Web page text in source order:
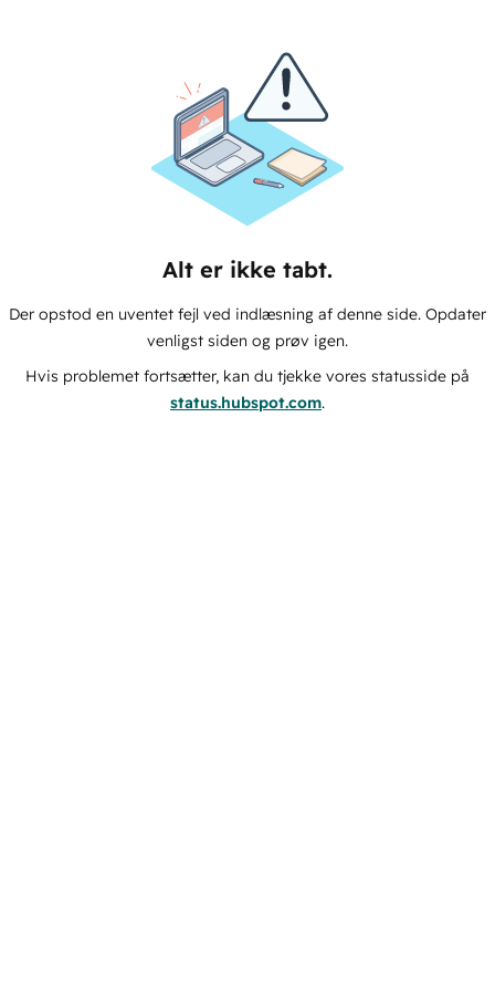
Alt er ikke tabt.
Der opstod en uventet fejl ved indlæsning af denne side. Opdater
venligst siden og prøv igen.
Hvis problemet fortsætter, kan du tjekke vores statusside på
status.hubspot.com.